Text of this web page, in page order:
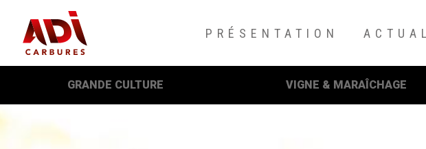
PRÉSENTATION
GRANDE CULTURE VIGNE & MARAÎCHAGE